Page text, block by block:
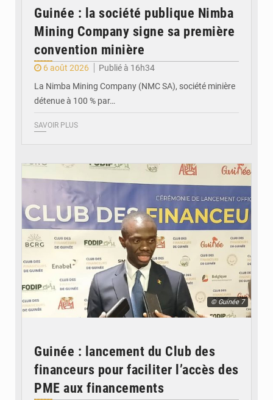
Guinée : la société publique Nimba
Mining Company signe sa première
convention minière
6 août 2026
Publié à 16h34
La Nimba Mining Company (NMC SA), société minière
détenue à 100 % par…
SAVOIR PLUS
© Guinée 7
Guinée : lancement du Club des
financeurs pour faciliter l’accès des
PME aux financements